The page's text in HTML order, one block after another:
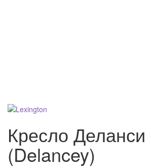
Кресло Деланси
(Delancey)